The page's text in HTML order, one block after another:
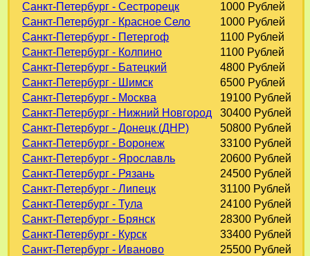
Санкт-Петербург - Сестрорецк
1000 Рублей
Санкт-Петербург - Красное Село
1000 Рублей
Санкт-Петербург - Петергоф
1100 Рублей
Санкт-Петербург - Колпино
1100 Рублей
Санкт-Петербург - Батецкий
4800 Рублей
Санкт-Петербург - Шимск
6500 Рублей
Санкт-Петербург - Москва
19100 Рублей
Санкт-Петербург - Нижний Новгород
30400 Рублей
Санкт-Петербург - Донецк (ДНР)
50800 Рублей
Санкт-Петербург - Воронеж
33100 Рублей
Санкт-Петербург - Ярославль
20600 Рублей
Санкт-Петербург - Рязань
24500 Рублей
Санкт-Петербург - Липецк
31100 Рублей
Санкт-Петербург - Тула
24100 Рублей
Санкт-Петербург - Брянск
28300 Рублей
Санкт-Петербург - Курск
33400 Рублей
Санкт-Петербург - Иваново
25500 Рублей